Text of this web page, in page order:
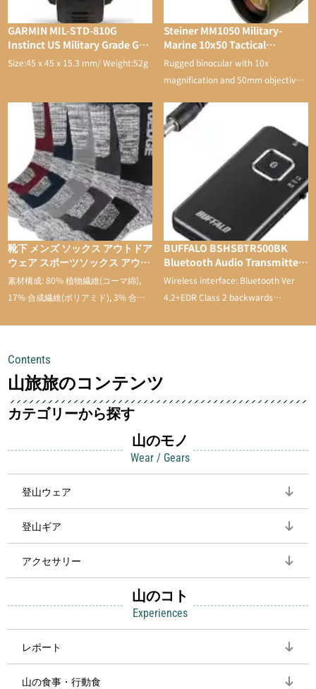
GARMIN MIL-STD-810G
Instinct US Military Grade GPS
Watch
Size:45 x 45 x 15.3 mm/ Weight:52g
Steiner MM1050 Military-
Marine 10x50 Tactical
Binocular
Rugged binocular with 10x
magnification and 50mm objective
靴下 メンズ ソックス アウトドア
ウェア スポーツソックス アウト
ドアソックス トレッキング スポ
ーツ 登山用 靴下 通気性 吸汗速
乾 抗菌防臭 抗菌 蒸れない メン
素材構成: 80% 植物繊維(コーマ綿),
17% 合成繊維(ポリアミド), 3% 合成
BUFFALO BSHSBTR500BK
Bluetooth Audio Transmitter
& Receiver with Low Latency
Wireless interface: Bluetooth Ver
4.2+EDR Class 2 backwards
Contents
山旅旅のコンテンツ
カテゴリーから探す
山のモノ
Wear / Gears
登山ウェア
登山ギア
アクセサリー
山のコト
Experiences
レポート
山の食事・行動食